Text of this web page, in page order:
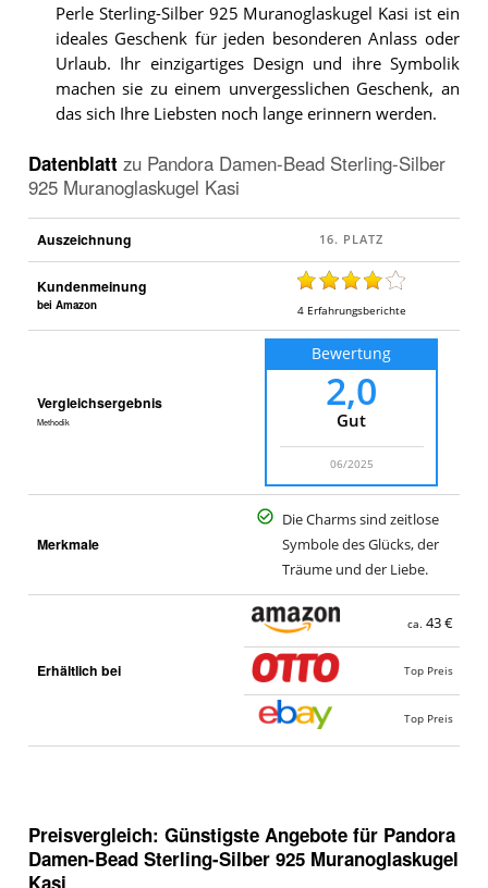
Perle Sterling-Silber 925 Muranoglaskugel Kasi ist ein
ideales Geschenk für jeden besonderen Anlass oder
Urlaub. Ihr einzigartiges Design und ihre Symbolik
machen sie zu einem unvergesslichen Geschenk, an
das sich Ihre Liebsten noch lange erinnern werden.
Datenblatt zu Pandora Damen-Bead Sterling-Silber
925 Muranoglaskugel Kasi
Auszeichnung
Kundenmeinung
bei Amazon 4 Erfahrungsberichte
Vergleichsergebnis
Methodik
Bewertung
2,0
Gut
06/2025
Merkmale
Die Charms sind zeitlose
Symbole des Glücks, der
Träume und der Liebe.
Erhältlich bei
ca. 43 €
Top Preis
Top Preis
Preisvergleich: Günstigste Angebote für Pandora
Damen-Bead Sterling-Silber 925 Muranoglaskugel
Kasi